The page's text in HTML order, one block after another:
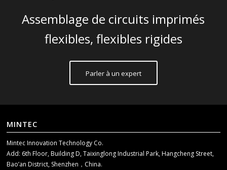
Assemblage de circuits imprimés
flexibles, flexibles rigides
Parler à un expert
MINTEC
Mintec Innovation Technology Co.
Add: 6th Floor, Building D, Taixinglong Industrial Park, Hangcheng Street,
Bao’an District, Shenzhen，China.